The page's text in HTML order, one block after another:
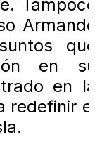
en
en
redefinir